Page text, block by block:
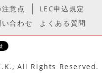
意点
LEC申込規定
い合わせ よくある質問
All Rights Reserved.